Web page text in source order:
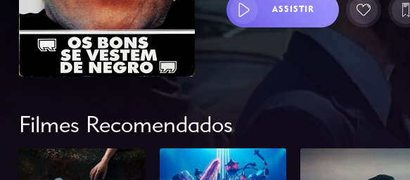
ASSISTIR
Filmes Recomendados